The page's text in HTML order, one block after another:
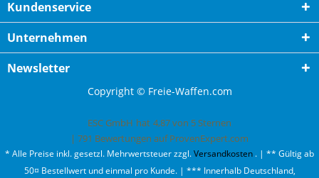
Kundenservice
Unternehmen
Newsletter
Copyright © Freie-Waffen.com
ESC GmbH hat 4,87von 5Sternen
| 791 Bewertungen auf ProvenExpert.com
* Alle Preise inkl. gesetzl. Mehrwertsteuer zzgl.Versandkosten . | ** Gültig ab
50¤ Bestellwert und einmal pro Kunde. | *** Innerhalb Deutschland,